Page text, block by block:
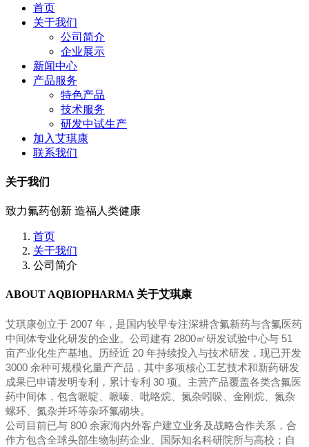
首页
关于我们
公司简介
企业展示
新闻中心
产品服务
特色产品
技术服务
研发中试生产
加入艾琪康
联系我们
关于我们
致力氟药创新 造福人类健康
首页
关于我们
公司简介
ABOUT AQBIOPHARMA 关于艾琪康
艾琪康创立于 2007 年，是国内较早专注深耕含氟新药与含氟医药
中间体专业化研发的企业。公司建有 2800㎡研发试验中心与 51
亩产业化生产基地。历经近 20 年持续投入与技术研发，现已开发
3000 余种可规模化量产产品，其中多项核心工艺技术和新药研发
成果已申请发明专利，累计专利 30 项。主营产品覆盖各类含氟医
药中间体，包含哌啶、哌嗪、吡咯烷、氮杂吲哚、金刚烷、氮杂
螺环、氮杂并环等杂环氟砌块。
公司目前已与 800 余家海内外客户建立业务及战略合作关系，合
作方包含全球头部生物制药企业、国际知名科研院所与高校；自